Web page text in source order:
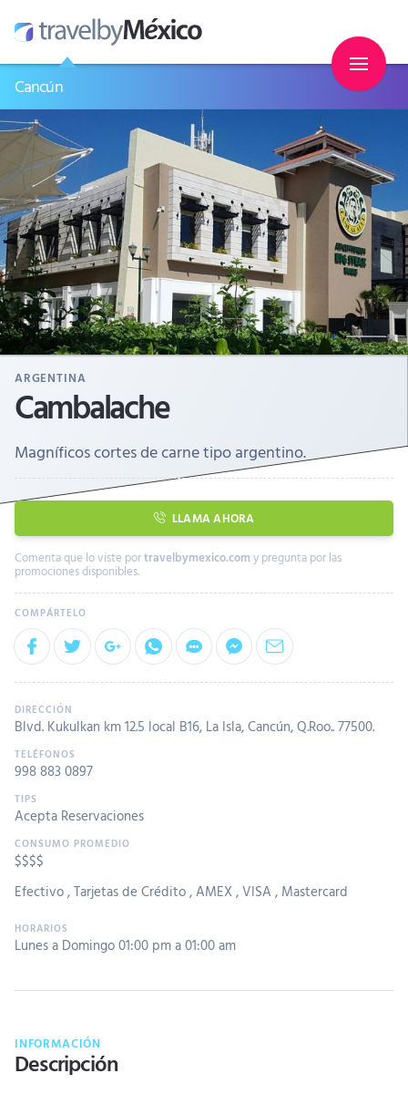
Cancún
ARGENTINA
Cambalache
Magníficos cortes de carne tipo argentino.
LLAMA AHORA
Comenta que lo viste portravelbymexico.com y pregunta por las
promociones disponibles.
Blvd. Kukulkan km 12.5 local B16, La Isla, Cancún, Q.Roo.. 77500.
998 883 0897
Acepta Reservaciones
$$$$
Efectivo,Tarjetas de Crédito,AMEX,VISA , Mastercard
Lunes a Domingo 01:00 pm a 01:00 am
INFORMACIÓN
Descripción